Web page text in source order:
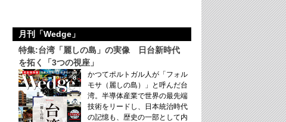
月刊「Wedge」
特集:台湾「麗しの島」の実像 日台新時代
を拓く「3つの視座」
かつてポルトガル人が「フォル
モサ（麗しの島）」と呼んだ台
湾。半導体産業で世界の最先端
技術をリードし、日本統治時代
の記憶も、歴史の一部として内